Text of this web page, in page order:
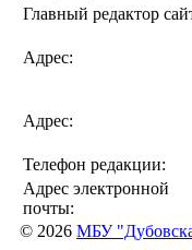
Главный редактор
Адрес:
Адрес:
Телефон редакции:
Адрес электронной
почты:
© 2026 МБУ